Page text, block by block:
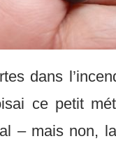
dans
ce petit
– mais non,